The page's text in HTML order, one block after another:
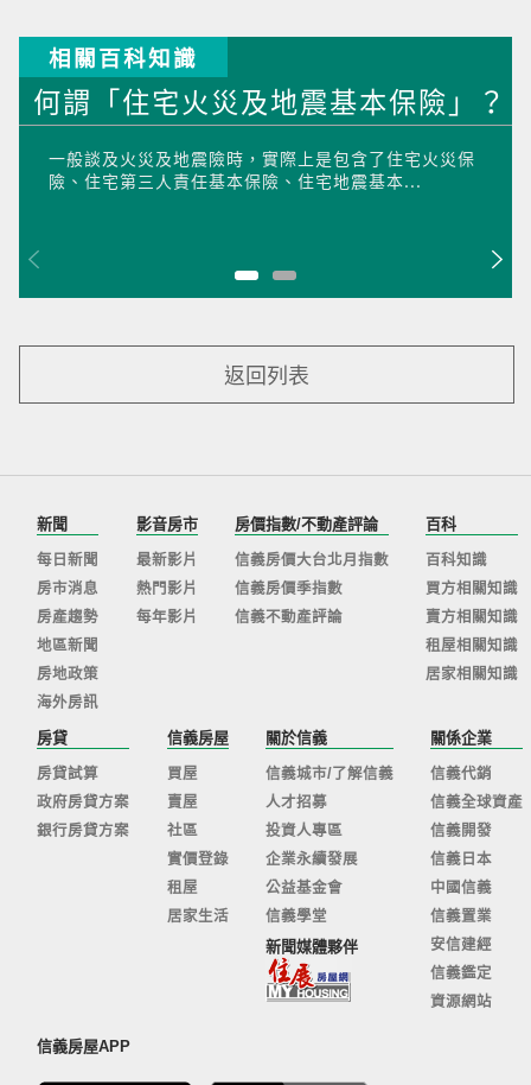
相關百科知識
何謂「住宅火災及地震基本保險」？
一般談及火災及地震險時，實際上是包含了住宅火災保
險、住宅第三人責任基本保險、住宅地震基本...
返回列表
新聞
每日新聞
房市消息
房產趨勢
地區新聞
房地政策
海外房訊
影音房市
最新影片
熱門影片
每年影片
房價指數/不動產評論
信義房價大台北月指數
信義房價季指數
信義不動產評論
百科
百科知識
買方相關知識
賣方相關知識
租屋相關知識
居家相關知識
房貸
房貸試算
政府房貸方案
銀行房貸方案
信義房屋
買屋
賣屋
社區
實價登錄
租屋
居家生活
關於信義
信義城市/了解信義
人才招募
投資人專區
企業永續發展
公益基金會
信義學堂
新聞媒體夥伴
關係企業
信義代銷
信義全球資產
信義開發
信義日本
中國信義
信義置業
安信建經
信義鑑定
資源網站
信義房屋APP